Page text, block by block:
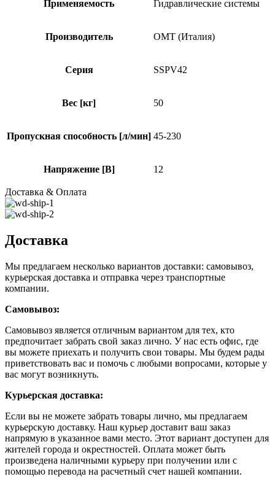
Применяемость Гидравлические системы
Производитель OMT (Италия)
Серия SSPV42
Вес [кг] 50
Пропускная способность [л/мин] 45-230
Напряжение [В] 12
Доставка & Оплата
Доставка
Мы предлагаем несколько вариантов доставки: самовывоз,
курьерская доставка и отправка через транспортные
компании.
Самовывоз:
Самовывоз является отличным вариантом для тех, кто
предпочитает забрать свой заказ лично. У нас есть офис, где
вы можете приехать и получить свои товары. Мы будем рады
приветствовать вас и помочь с любыми вопросами, которые у
вас могут возникнуть.
Курьерская доставка:
Если вы не можете забрать товары лично, мы предлагаем
курьерскую доставку. Наш курьер доставит ваш заказ
напрямую в указанное вами место. Этот вариант доступен для
жителей города и окрестностей. Оплата может быть
произведена наличными курьеру при получении или с
помощью перевода на расчетный счет нашей компании.